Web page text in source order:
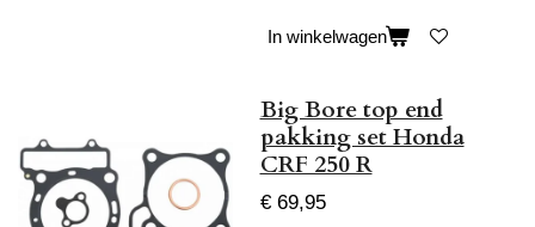
In winkelwagen
Big Bore top end
pakking set Honda
CRF 250 R
€ 69,95